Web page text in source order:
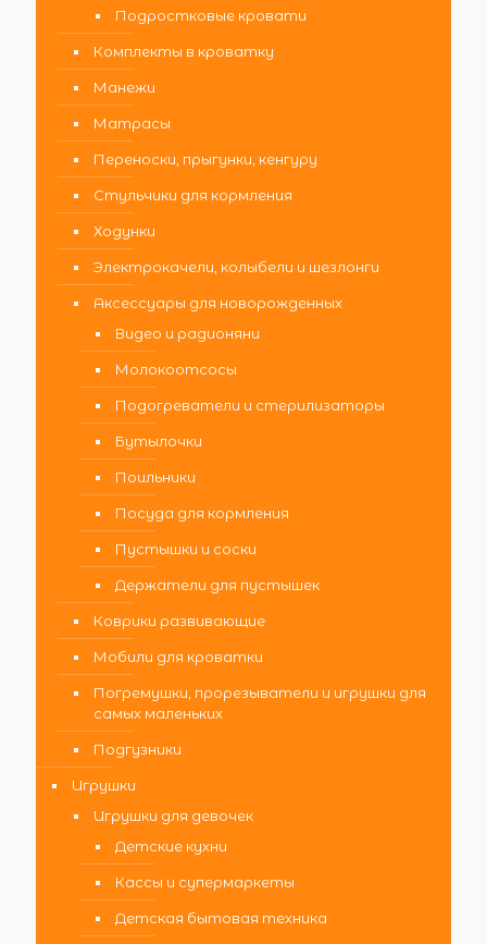
Подростковые кровати
Комплекты в кроватку
Манежи
Матрасы
Переноски, прыгунки, кенгуру
Стульчики для кормления
Ходунки
Электрокачели, колыбели и шезлонги
Аксессуары для новорожденных
Видео и радионяни
Молокоотсосы
Подогреватели и стерилизаторы
Бутылочки
Поильники
Посуда для кормления
Пустышки и соски
Держатели для пустышек
Коврики развивающие
Мобили для кроватки
Погремушки, прорезыватели и игрушки для
самых маленьких
Подгузники
Игрушки
Игрушки для девочек
Детские кухни
Кассы и супермаркеты
Детская бытовая техника